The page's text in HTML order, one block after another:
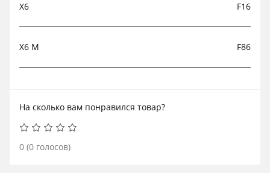
X6 F16
X6 M F86
На сколько вам понравился товар?
0 (0 голосов)